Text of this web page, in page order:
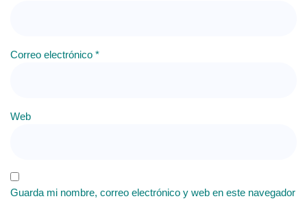
Correo electrónico *
Web
Guarda mi nombre, correo electrónico y web en este navegador